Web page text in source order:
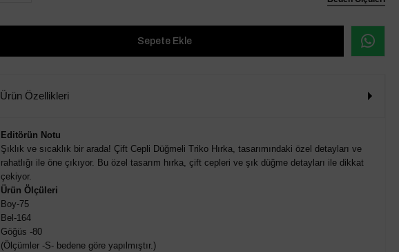
Ürün Özellikleri
Editörün Notu
Şıklık ve sıcaklık bir arada! Çift Cepli Düğmeli Triko Hırka, tasarımındaki özel detayları ve
rahatlığı ile öne çıkıyor. Bu özel tasarım hırka, çift cepleri ve şık düğme detayları ile dikkat
çekiyor.
Ürün Ölçüleri
Boy-75
Bel-164
Göğüs -80
(Ölçümler -S- bedene göre yapılmıştır.)